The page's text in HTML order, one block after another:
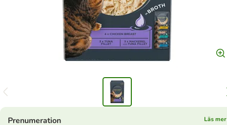
Prenumeration
Läs mer